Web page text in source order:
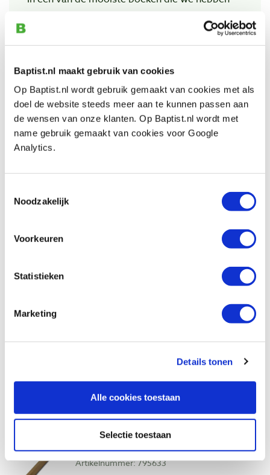
Baptist.nl maakt gebruik van cookies
Op Baptist.nl wordt gebruik gemaakt van cookies met als
doel de website steeds meer aan te kunnen passen aan
de wensen van onze klanten. Op Baptist.nl wordt met
name gebruik gemaakt van cookies voor Google
Analytics.
Noodzakelijk
Voorkeuren
Statistieken
Marketing
Details tonen
Alle cookies toestaan
Selectie toestaan
over pyrografie, het boek van Lora S. Irish,
Great Book Of Woodburning, kunt u niet alleen
Razertip werkt, ze legt ook op heel inzichtelijke
wijze in haar boek met foto’s uit hoe u dat doet.
Bekijk ook
Razertip basisset voor pyrografie
Schuurblok elastisch 80 x 50 x 20 mm
Artikelnummer: 2002832
Op voorraad
Vergelijken
Bougieborstel messing 110 x 6 mm
Artikelnummer: 795633